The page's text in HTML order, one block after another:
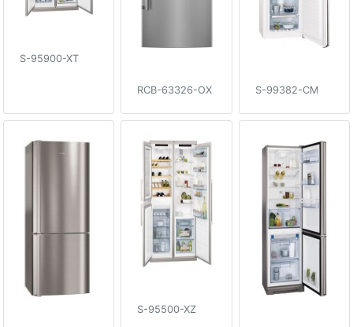
S-95900-XT
RCB-63326-OX S-99382-CM
S-95500-XZ